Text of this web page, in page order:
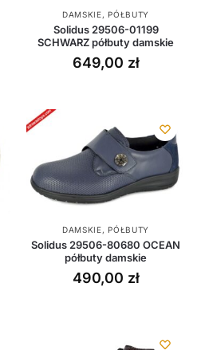
DAMSKIE,PÓŁBUTY
Solidus 29506-01199
SCHWARZ półbuty damskie
649,00 zł
DAMSKIE,PÓŁBUTY
Solidus 29506-80680 OCEAN
półbuty damskie
490,00 zł